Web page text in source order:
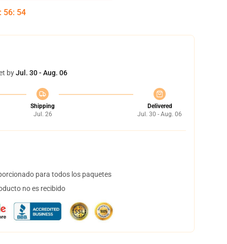
: 56: 53
byJul. 30 - Aug. 06
Shipping
Jul. 26
Delivered
Jul. 30 - Aug. 06
para todos los paquetes
no es recibido